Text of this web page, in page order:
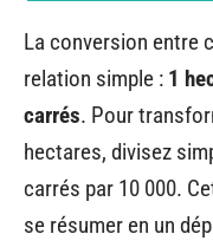
La conversion entre
relation simple : 1
carrés. Pour
hectares, divisez
carrés par 10 000.
se résumer en un